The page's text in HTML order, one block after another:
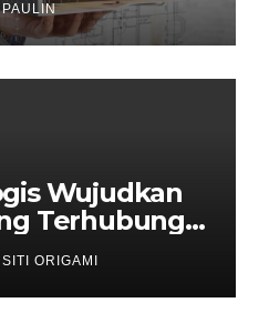
PAULIN
Wujudkan
Terhubung
SITI ORIGAMI